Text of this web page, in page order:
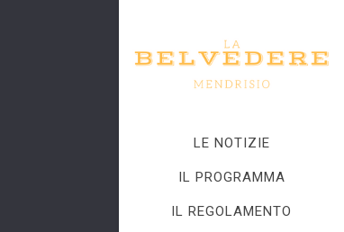
LE NOTIZIE
IL PROGRAMMA
IL REGOLAMENTO